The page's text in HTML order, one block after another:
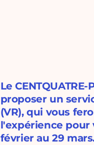
Le
proposer un
(VR), qui vous
l'expérience pour
février au 29